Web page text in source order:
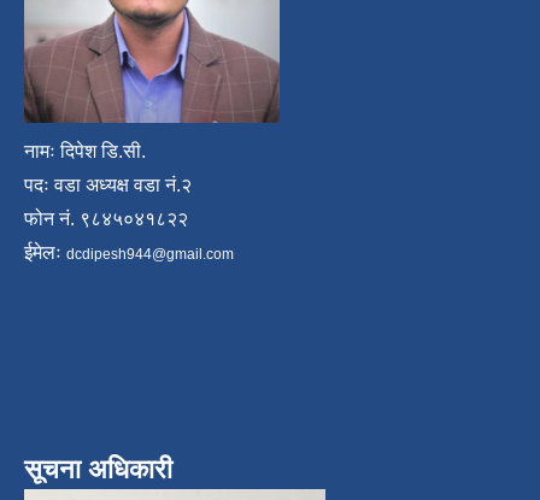
नामः दिपेश डि.सी.
पदः वडा अध्यक्ष वडा नं.२
फोन नं. ९८४५०४१८२२
ईमेलः dcdipesh944@gmail.com
सूचना अधिकारी